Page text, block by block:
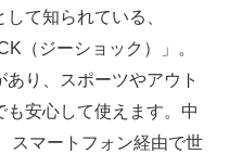
て知られている、
（ジーショック）」。
り、スポーツやアウト
も安心して使えます。中
スマートフォン経由で世